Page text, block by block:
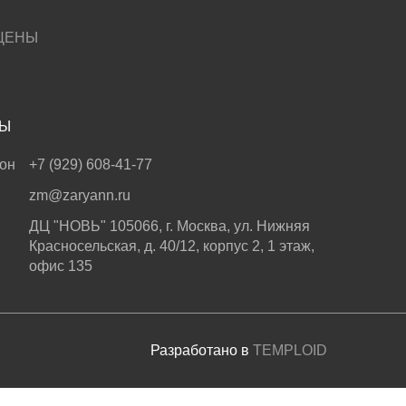
+7 (929) 608-41-77
zm@zaryann.ru
ДЦ "НОВЬ" 105066, г. Москва, ул. Нижняя
Красносельская, д. 40/12, корпус 2, 1 этаж,
офис 135
Разработано в TEMPLOID